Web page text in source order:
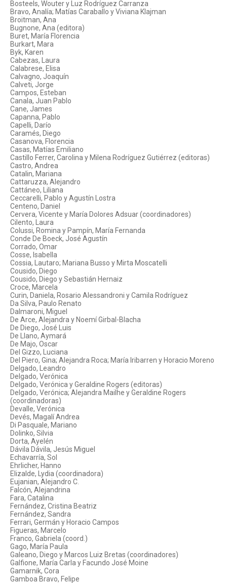
Bosteels, Wouter y Luz Rodríguez Carranza
Bravo, Analía; Matías Caraballo y Viviana Klajman
Broitman, Ana
Bugnone, Ana (editora)
Buret, María Florencia
Burkart, Mara
Byk, Karen
Cabezas, Laura
Calabrese, Elisa
Calvagno, Joaquín
Calveti, Jorge
Campos, Esteban
Canala, Juan Pablo
Cane, James
Capanna, Pablo
Capelli, Darío
Caramés, Diego
Casanova, Florencia
Casas, Matías Emiliano
Castillo Ferrer, Carolina y Milena Rodríguez Gutiérrez (editoras)
Castro, Andrea
Catalin, Mariana
Cattaruzza, Alejandro
Cattáneo, Liliana
Ceccarelli, Pablo y Agustín Lostra
Centeno, Daniel
Cervera, Vicente y María Dolores Adsuar (coordinadores)
Cilento, Laura
Colussi, Romina y Pampín, María Fernanda
Conde De Boeck, José Agustín
Corrado, Omar
Cosse, Isabella
Cossia, Lautaro; Mariana Busso y Mirta Moscatelli
Cousido, Diego
Cousido, Diego y Sebastián Hernaiz
Croce, Marcela
Curin, Daniela, Rosario Alessandroni y Camila Rodríguez
Da Silva, Paulo Renato
Dalmaroni, Miguel
De Arce, Alejandra y Noemí Girbal-Blacha
De Diego, José Luis
De Llano, Aymará
De Majo, Oscar
Del Gizzo, Luciana
Del Piero, Gina; Alejandra Roca; María Iribarren y Horacio Moreno
Delgado, Leandro
Delgado, Verónica
Delgado, Verónica y Geraldine Rogers (editoras)
Delgado, Verónica; Alejandra Mailhe y Geraldine Rogers
(coordinadoras)
Devalle, Verónica
Devés, Magalí Andrea
Di Pasquale, Mariano
Dolinko, Silvia
Dorta, Ayelén
Dávila Dávila, Jesús Miguel
Echavarría, Sol
Ehrlicher, Hanno
Elizalde, Lydia (coordinadora)
Eujanian, Alejandro C.
Falcón, Alejandrina
Fara, Catalina
Fernández, Cristina Beatriz
Fernández, Sandra
Ferrari, Germán y Horacio Campos
Figueras, Marcelo
Franco, Gabriela (coord.)
Gago, María Paula
Galeano, Diego y Marcos Luiz Bretas (coordinadores)
Galfione, María Carla y Facundo José Moine
Gamarnik, Cora
Gamboa Bravo, Felipe